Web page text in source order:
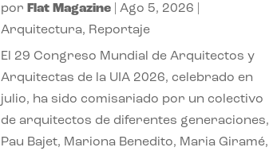
por Flat Magazine |Ago 5, 2026
Arquitectura, Reportaje
El 29 Congreso Mundial de Arquitectos y
Arquitectas de la UIA 2026, celebrado en
julio, ha sido comisariado por un colectivo
de arquitectos de diferentes generaciones,
Pau Bajet, Mariona Benedito, Maria Giramé,